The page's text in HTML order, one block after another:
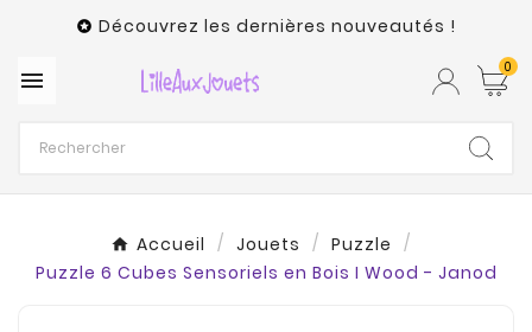
 Découvrez les dernières nouveautés !
 0
Accueil Jouets
Puzzle
Puzzle 6 Cubes Sensoriels en Bois I Wood - Janod